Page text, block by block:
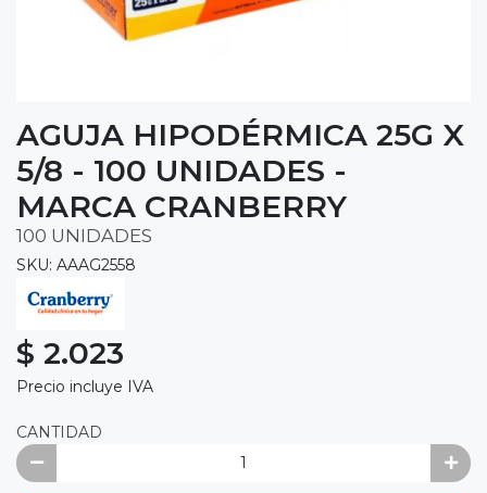
AGUJA HIPODÉRMICA 25G X
5/8 - 100 UNIDADES -
MARCA CRANBERRY
100 UNIDADES
SKU: AAAG2558
$ 2.023
Precio incluye IVA
CANTIDAD